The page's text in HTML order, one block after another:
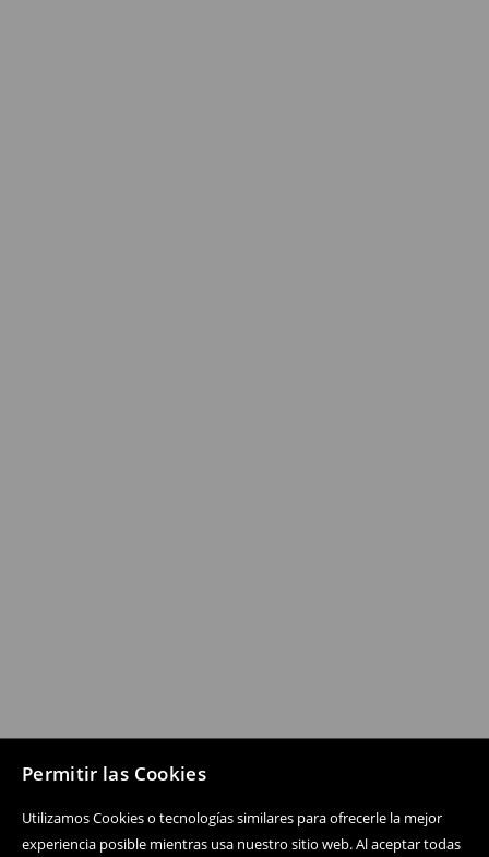
Permitir las Cookies
Utilizamos Cookies o tecnologías similares para ofrecerle la mejor
experiencia posible mientras usa nuestro sitio web. Al aceptar todas